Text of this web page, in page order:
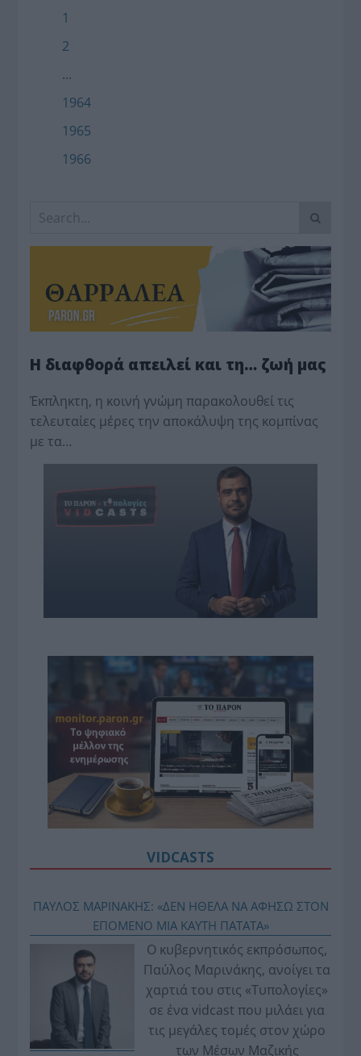
1
2
...
1964
1965
1966
Η διαφθορά απειλεί και τη… ζωή μας
Έκπληκτη, η κοινή γνώμη παρακολουθεί τις
τελευταίες μέρες την αποκάλυψη της κο­μπίνας
με τα…
VIDCASTS
ΠΑΥΛΟΣ ΜΑΡΙΝΑΚΗΣ: «ΔΕΝ ΗΘΕΛΑ ΝΑ ΑΦΗΣΩ ΣΤΟΝ
ΕΠΟΜΕΝΟ ΜΙΑ ΚΑΥΤΗ ΠΑΤΑΤΑ»
Ο κυβερνητικός εκπρόσωπος,
Παύλος Μαρινάκης, ανοίγει τα
χαρτιά του στις «Τυπολογίες»
σε ένα vidcast που μιλάει για
τις μεγάλες τομές στον χώρο
των Μέσων Μαζικής